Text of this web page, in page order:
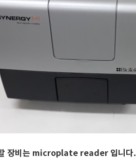
장비는 microplate reader 입니다.